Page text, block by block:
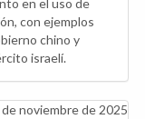
en el uso de
con ejemplos
chino y
israelí.
noviembre de 2025